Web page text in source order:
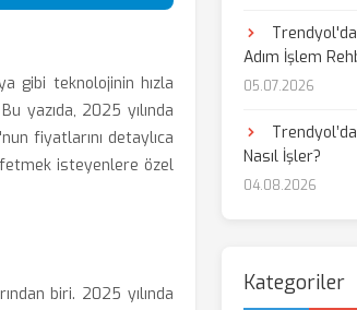
Telegram'da Paylaş
gibi teknolojinin hızla
yazıda, 2025 yılında
fiyatlarını detaylıca
isteyenlere özel
biri. 2025 yılında
Trendyol'da
Adım İşlem
05.07.2026
Nasıl İşler?
04.08.2026
Kategoriler